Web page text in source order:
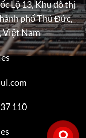
Lộ 13, Khu đô thị
phố Thủ Đức,
Việt Nam
110